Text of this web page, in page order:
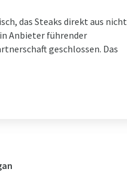
das Steaks direkt aus nicht
Anbieter führender
geschlossen. Das